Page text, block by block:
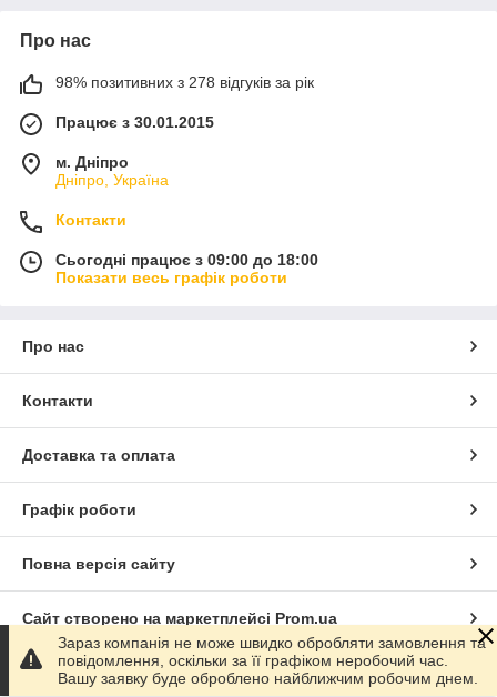
Про нас
98% позитивних з 278 відгуків за рік
Працює з 30.01.2015
м. Дніпро
Дніпро, Україна
Контакти
Сьогодні працює з 09:00 до 18:00
Показати весь графік роботи
Про нас
Контакти
Доставка та оплата
Графік роботи
Повна версія сайту
Сайт створено на маркетплейсі Prom.ua
Політика конфіденційності
Зараз компанія не може швидко обробляти замовлення та
повідомлення, оскільки за її графіком неробочий час.
Вашу заявку буде оброблено найближчим робочим днем.